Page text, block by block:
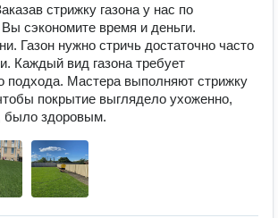
стрижку газона у нас по
сэкономите время и деньги.
Газон нужно стричь достаточно часто
Каждый вид газона требует
подхода. Мастера выполняют стрижку
покрытие выглядело ухоженно,
было здоровым.